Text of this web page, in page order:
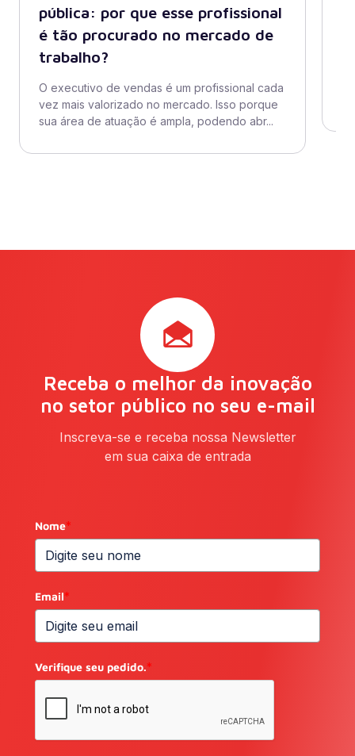
pública: por que esse profissional
é tão procurado no mercado de
trabalho?
O executivo de vendas é um profissional cada
vez mais valorizado no mercado. Isso porque
sua área de atuação é ampla, podendo abr...
Receba o melhor da inovação
no setor público no seu e-mail
Inscreva-se e receba nossa Newsletter
em sua caixa de entrada
Nome*
Email*
Verifique seu pedido.*